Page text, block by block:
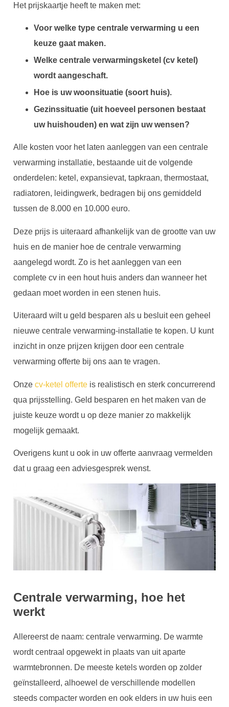
Het prijskaartje heeft te maken met:
Voor welke type centrale verwarming u een
keuze gaat maken.
Welke centrale verwarmingsketel (cv ketel)
wordt aangeschaft.
Hoe is uw woonsituatie (soort huis).
Gezinssituatie (uit hoeveel personen bestaat
uw huishouden) en wat zijn uw wensen?
Alle kosten voor het laten aanleggen van een centrale
verwarming installatie, bestaande uit de volgende
onderdelen: ketel, expansievat, tapkraan, thermostaat,
radiatoren, leidingwerk, bedragen bij ons gemiddeld
tussen de 8.000 en 10.000 euro.
Deze prijs is uiteraard afhankelijk van de grootte van uw
huis en de manier hoe de centrale verwarming
aangelegd wordt. Zo is het aanleggen van een
complete cv in een hout huis anders dan wanneer het
gedaan moet worden in een stenen huis.
Uiteraard wilt u geld besparen als u besluit een geheel
nieuwe centrale verwarming-installatie te kopen. U kunt
inzicht in onze prijzen krijgen door een centrale
verwarming offerte bij ons aan te vragen.
Onze cv-ketel offerte is realistisch en sterk concurrerend
qua prijsstelling. Geld besparen en het maken van de
juiste keuze wordt u op deze manier zo makkelijk
mogelijk gemaakt.
Overigens kunt u ook in uw offerte aanvraag vermelden
dat u graag een adviesgesprek wenst.
Centrale verwarming, hoe het
werkt
Allereerst de naam: centrale verwarming. De warmte
wordt centraal opgewekt in plaats van uit aparte
warmtebronnen. De meeste ketels worden op zolder
geïnstalleerd, alhoewel de verschillende modellen
steeds compacter worden en ook elders in uw huis een